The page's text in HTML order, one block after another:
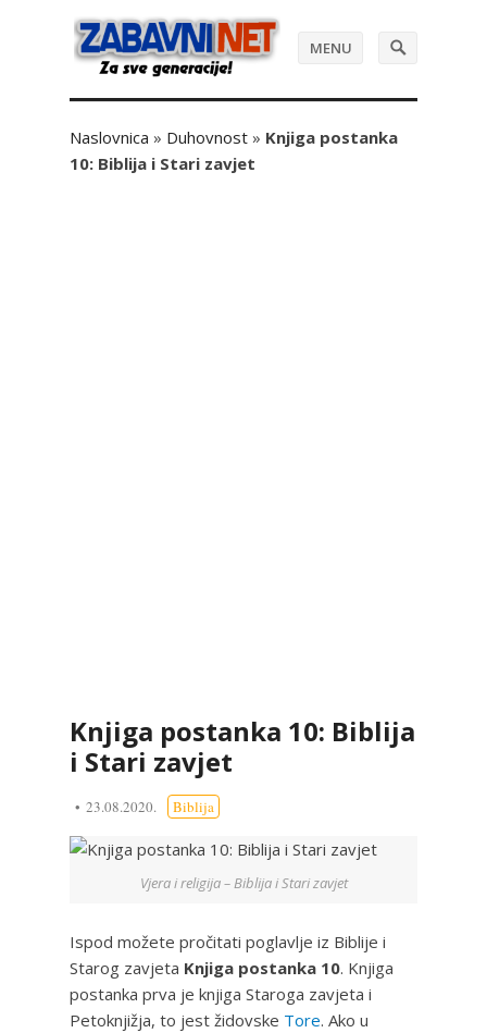
MENU
Naslovnica » Duhovnost » Knjiga postanka
10: Biblija i Stari zavjet
Knjiga postanka 10: Biblija
i Stari zavjet
23.08.2020. Biblija
Vjera i religija – Biblija i Stari zavjet
Ispod možete pročitati poglavlje iz Biblije i
Starog zavjeta Knjiga postanka 10. Knjiga
postanka prva je knjiga Staroga zavjeta i
Petoknjižja, to jest židovske Tore. Ako u